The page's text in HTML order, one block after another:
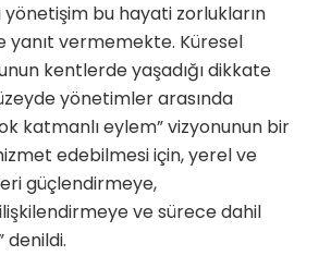
bu hayati zorlukların
yanıt vermemekte. Küresel
kentlerde yaşadığı dikkate
yönetimler arasında
katmanlı eylem” vizyonunun bir
edebilmesi için, yerel ve
güçlendirmeye,
ve sürece dahil
denildi.